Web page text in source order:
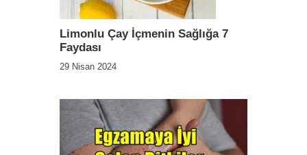
Limonlu Çay İçmenin Sağlığa 7
Faydası
29 Nisan 2024